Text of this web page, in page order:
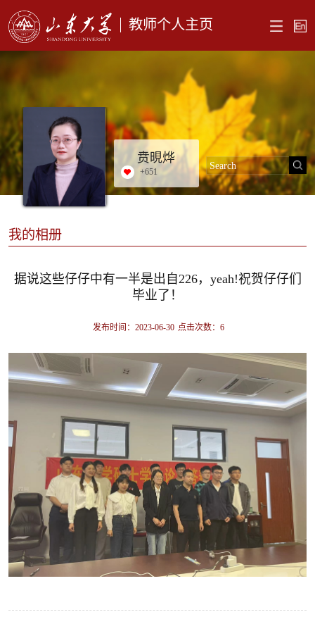
教师个人主页
贲晛烨
+651
我的相册
据说这些仔仔中有一半是出自226，yeah!祝贺仔仔们
毕业了！
发布时间：2023-06-30 点击次数： 6